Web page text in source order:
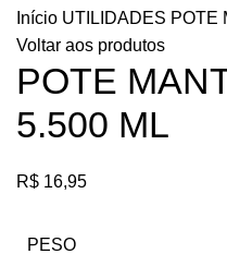
Início UTILIDADES POTE
Voltar aos produtos
POTE
5.500 ML
R$ 16,95
PESO